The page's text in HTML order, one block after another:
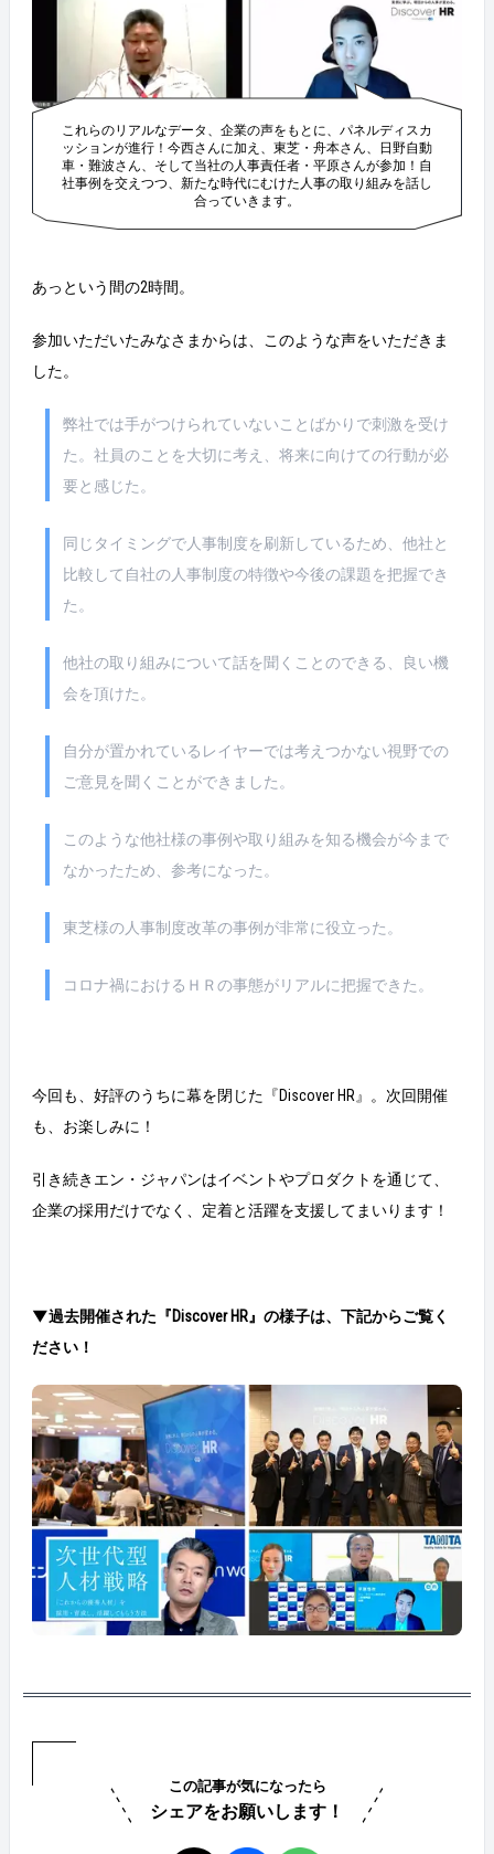
これらのリアルなデータ、企業の声をもとに、パネルディスカ
ッションが進行！今西さんに加え、東芝・舟本さん、日野自動
車・難波さん、そして当社の人事責任者・平原さんが参加！自
社事例を交えつつ、新たな時代にむけた人事の取り組みを話し
合っていきます。
あっという間の2時間。
参加いただいたみなさまからは、このような声をいただきま
した。
弊社では手がつけられていないことばかりで刺激を受け
た。社員のことを大切に考え、将来に向けての行動が必
要と感じた。
同じタイミングで人事制度を刷新しているため、他社と
比較して自社の人事制度の特徴や今後の課題を把握でき
た。
他社の取り組みについて話を聞くことのできる、良い機
会を頂けた。
自分が置かれているレイヤーでは考えつかない視野での
ご意見を聞くことができました。
このような他社様の事例や取り組みを知る機会が今まで
なかったため、参考になった。
東芝様の人事制度改革の事例が非常に役立った。
コロナ禍におけるＨＲの事態がリアルに把握できた。
今回も、好評のうちに幕を閉じた『Discover HR』。次回開催
も、お楽しみに！
引き続きエン・ジャパンはイベントやプロダクトを通じて、
企業の採用だけでなく、定着と活躍を支援してまいります！
▼過去開催された 『Discover HR』 の様子は、下記からご覧く
ださい！
この記事が気になったら
シェアをお願いします！